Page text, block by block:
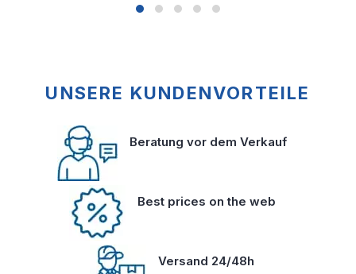
UNSERE KUNDENVORTEILE
Beratung vor dem Verkauf
Best prices on the web
Versand 24/48h